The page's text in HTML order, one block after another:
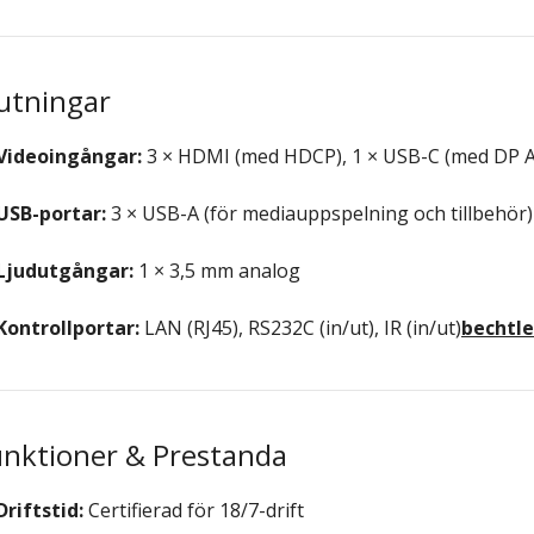
3 × HDMI (med HDCP), 1 × USB-C (med DP
portar:3 × USB-A (för mediauppspelning och tillbehör)
1 × 3,5 mm analog
LAN (RJ45), RS232C (in/ut), IR (in/ut)
& Prestanda
Certifierad för 18/7-drift